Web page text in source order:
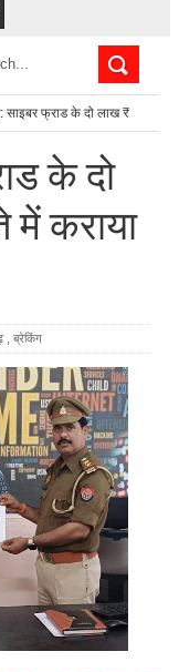
फ्राड के दो लाख ₹
के दो
कराया
ब्रेकिंग